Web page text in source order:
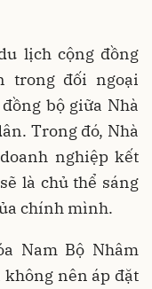
lịch cộng đồng
trong đối ngoại
bộ giữa Nhà
Trong đó, Nhà
nghiệp kết
là chủ thể sáng
chính mình.
Nam Bộ Nhâm
không nên áp đặt